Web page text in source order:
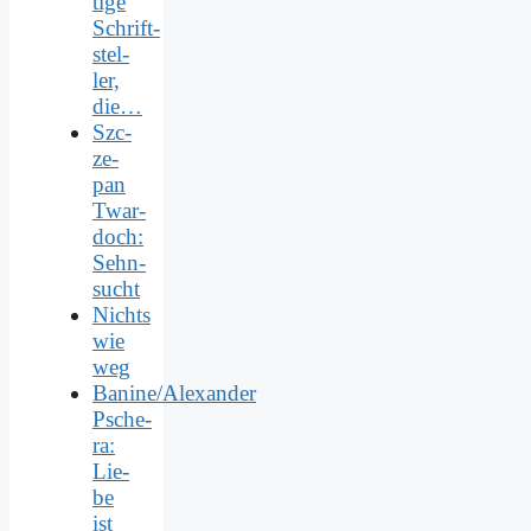
Schrift­
stel­
ler,
die…
Szc­
ze­
pan
Twar­
doch:
Sehn­
sucht
Nichts
wie
weg
Banine/Alexander
Psche­
ra:
Lie­
be
ist